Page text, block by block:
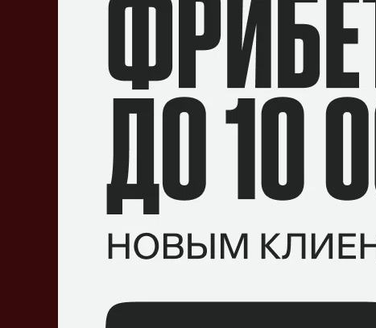
Сильва
Филип «pancc» Мартин
Ромеу